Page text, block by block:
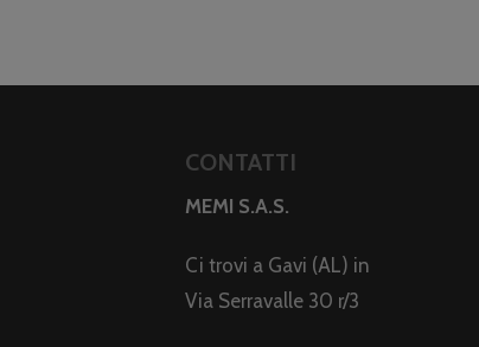
CONTATTI
MEMI S.A.S.
Ci trovi a Gavi (AL) in
Via Serravalle 30 r/3